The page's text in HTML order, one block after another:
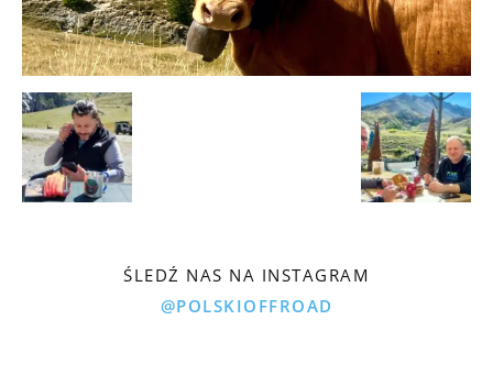
ŚLEDŹ NAS NA INSTAGRAM
@POLSKIOFFROAD